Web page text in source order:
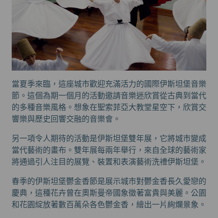
當夏季來臨，這座城市歡迎充滿活力的國際伊斯坦堡音樂
節。這個為期一個月的活動邀請音樂迷欣賞從古典到當代
的多種音樂風格。想象在聖索菲亞大教堂星空下，欣賞交
響樂與歷史回響交融的音樂會。
另一項令人期待的活動是伊斯坦堡雙年展，它將城市變成
當代藝術的畫布。雙年展每兩年舉行，來自全球的藝術家
將通過引人注目的展覽、裝置和表演藝術洗禮伊斯坦堡。
春季的伊斯坦堡鬱金香節是展示城市對鬱金香長久愛戀的
慶典，這種花卉曾在奧斯曼帝國象徵著富貴與美麗。公園
和花園綻放著數百萬朵各色鬱金香，繪出一片絢爛景象。